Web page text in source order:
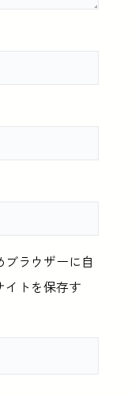
ラウザーに自
イトを保存す